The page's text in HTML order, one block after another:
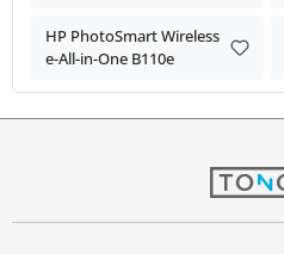
HP PhotoSmart Wireless
e-All-in-One B110e